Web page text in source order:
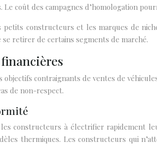
coût des campagnes d’homologation
constructeurs et les marques de
retirer de certains segments de marché.
contraignants de ventes de
de non-respect.
constructeurs à électrifier rapidement
thermiques. Les constructeurs qui